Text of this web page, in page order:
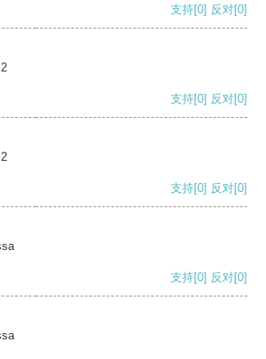
支持[0] 反对[0]
支持[0] 反对[0]
支持[0] 反对[0]
支持[0] 反对[0]